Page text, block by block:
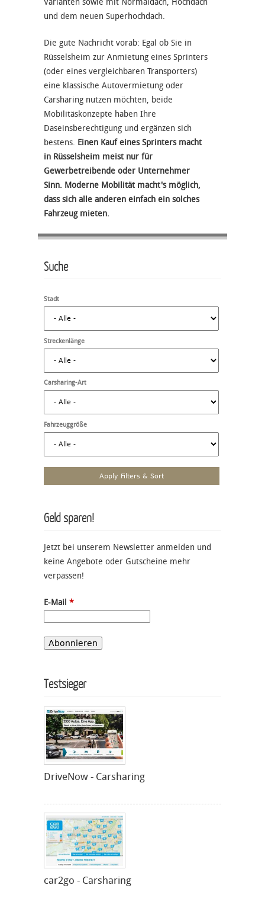
und dem neuen Superhochdach.
Die gute Nachricht vorab: Egal ob Sie in
Rüsselsheim zur Anmietung eines Sprinters
(oder eines vergleichbaren Transporters)
eine klassische Autovermietung oder
Carsharing nutzen möchten, beide
Mobilitäskonzepte haben Ihre
Daseinsberechtigung und ergänzen sich
bestens. Einen Kauf eines Sprinters macht
in Rüsselsheim meist nur für
Gewerbetreibende oder Unternehmer
Sinn. Moderne Mobilität macht's möglich,
dass sich alle anderen einfach ein solches
Fahrzeug mieten.
Suche
Stadt
Streckenlänge
Carsharing-Art
Fahrzeuggröße
Geld sparen!
Jetzt bei unserem Newsletter anmelden und
keine Angebote oder Gutscheine mehr
verpassen!
E-Mail *
Testsieger
DriveNow - Carsharing
car2go - Carsharing